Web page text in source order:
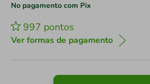
No pagamento com Pix
997 pontos
Ver formas de pagamento